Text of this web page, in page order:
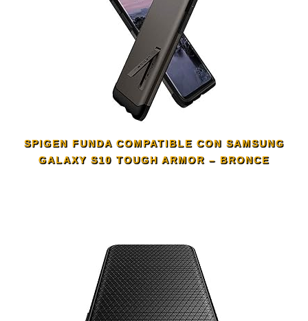
SPIGEN FUNDA COMPATIBLE CON SAMSUNG
GALAXY S10 TOUGH ARMOR – BRONCE